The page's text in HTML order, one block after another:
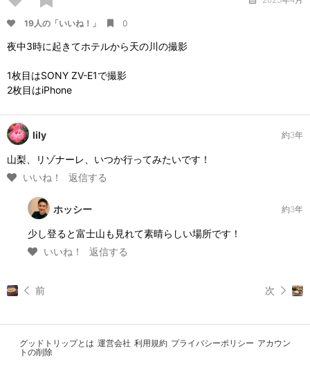
19人の「いいね！」 0
夜中3時に起きてホテルから天の川の撮影
1枚目はSONY ZV-E1で撮影
2枚目はiPhone
lily 約3年
山梨、リゾナーレ、いつか行ってみたいです！
いいね！
返信する
ホッシー 約3年
少し登ると富士山も見れて素晴らしい場所です！
いいね！
返信する
前 次
グッドトリップとは 運営会社 利用規約 プライバシーポリシー アカウン
トの削除